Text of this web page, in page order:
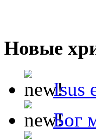
Новые
Isus
Бог